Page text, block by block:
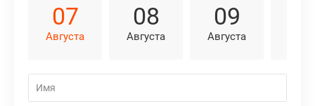
07
Августа
08
Августа
09
Августа